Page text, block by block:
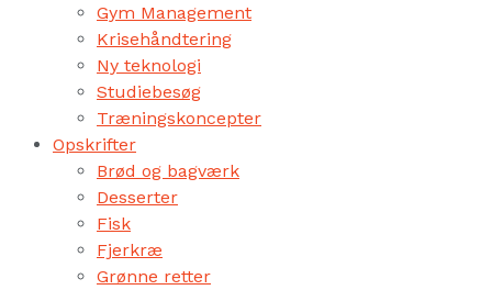
Gym Management
Krisehåndtering
Ny teknologi
Studiebesøg
Træningskoncepter
Opskrifter
Brød og bagværk
Desserter
Fisk
Fjerkræ
Grønne retter